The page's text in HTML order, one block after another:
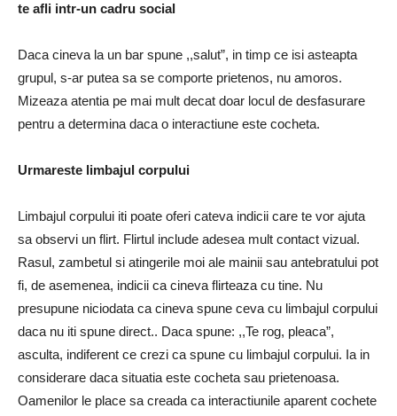
te afli intr-un cadru social
Daca cineva la un bar spune ,,salut”, in timp ce isi asteapta
grupul, s-ar putea sa se comporte prietenos, nu amoros.
Mizeaza atentia pe mai mult decat doar locul de desfasurare
pentru a determina daca o interactiune este cocheta.
Urmareste limbajul corpului
Limbajul corpului iti poate oferi cateva indicii care te vor ajuta
sa observi un flirt. Flirtul include adesea mult contact vizual.
Rasul, zambetul si atingerile moi ale mainii sau antebratului pot
fi, de asemenea, indicii ca cineva flirteaza cu tine. Nu
presupune niciodata ca cineva spune ceva cu limbajul corpului
daca nu iti spune direct.. Daca spune: ,,Te rog, pleaca”,
asculta, indiferent ce crezi ca spune cu limbajul corpului. Ia in
considerare daca situatia este cocheta sau prietenoasa.
Oamenilor le place sa creada ca interactiunile aparent cochete